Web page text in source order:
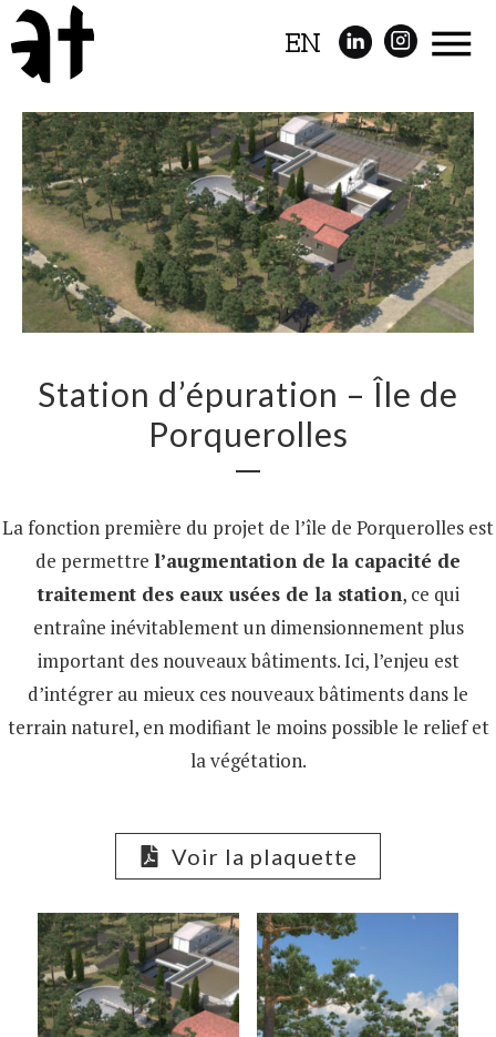
EN
Station d’épuration – Île de
Porquerolles
La fonction première du projet de l’île de Porquerolles est
de permettre l’augmentation de la capacité de
traitement des eaux usées de la station, ce qui
entraîne inévitablement un dimensionnement plus
important des nouveaux bâtiments. Ici, l’enjeu est
d’intégrer au mieux ces nouveaux bâtiments dans le
terrain naturel, en modifiant le moins possible le relief et
la végétation.
Voir la plaquette